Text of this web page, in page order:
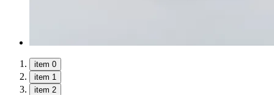
item 0
item 1
item 2